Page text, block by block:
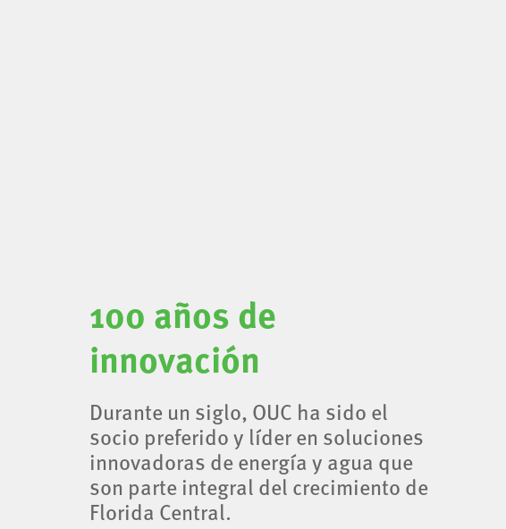
100 años de
innovación
Durante un siglo, OUC ha sido el
socio preferido y líder en soluciones
innovadoras de energía y agua que
son parte integral del crecimiento de
Florida Central.